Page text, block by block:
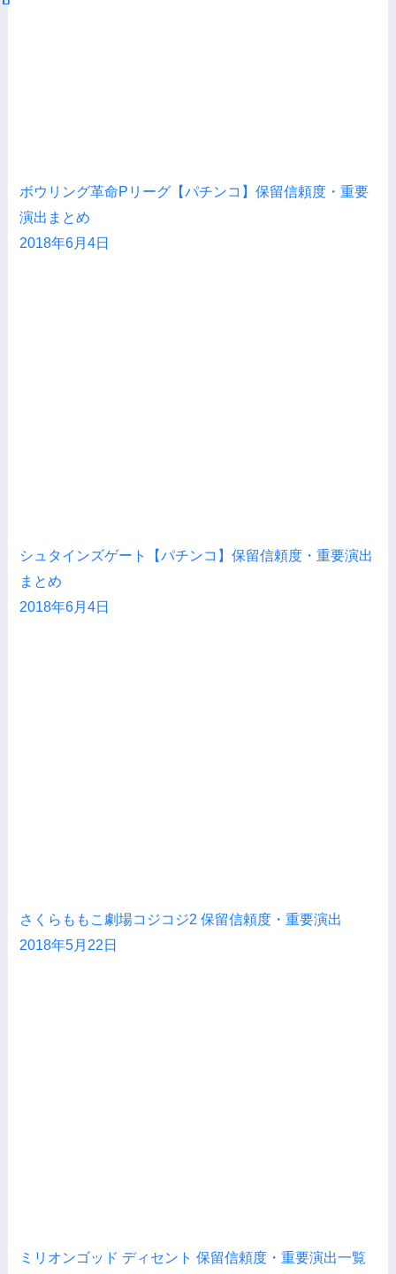
ボウリング革命Pリーグ【パチンコ】保留信頼度・重要
演出まとめ
2018年6月4日
シュタインズゲート【パチンコ】保留信頼度・重要演出
まとめ
2018年6月4日
さくらももこ劇場コジコジ2 保留信頼度・重要演出
2018年5月22日
ミリオンゴッド ディセント 保留信頼度・重要演出一覧